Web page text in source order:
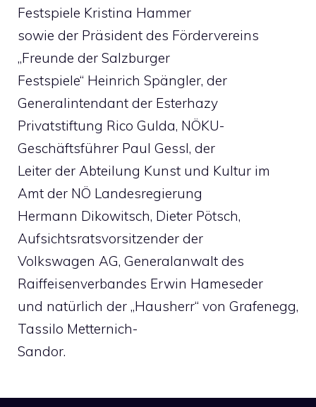
Festspiele Kristina Hammer
sowie der Präsident des Fördervereins
„Freunde der Salzburger
Festspiele“ Heinrich Spängler, der
Generalintendant der Esterhazy
Privatstiftung Rico Gulda, NÖKU-
Geschäftsführer Paul Gessl, der
Leiter der Abteilung Kunst und Kultur im
Amt der NÖ Landesregierung
Hermann Dikowitsch, Dieter Pötsch,
Aufsichtsratsvorsitzender der
Volkswagen AG, Generalanwalt des
Raiffeisenverbandes Erwin Hameseder
und natürlich der „Hausherr“ von Grafenegg,
Tassilo Metternich-
Sandor.